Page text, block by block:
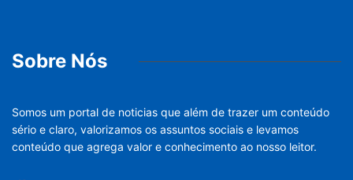
Sobre Nós
Somos um portal de noticias que além de trazer um conteúdo
sério e claro, valorizamos os assuntos sociais e levamos
conteúdo que agrega valor e conhecimento ao nosso leitor.